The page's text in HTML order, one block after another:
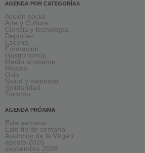
AGENDA POR CATEGORÍAS
Acción social
Arte y Cultura
Ciencia y tecnología
Deportes
Escena
Formación
Gastronomía
Medio ambiente
Música
Ocio
Salud y bienestar
Solidaridad
Turismo
AGENDA PRÓXIMA
Esta semana
Este fin de semana
Asunción de la Virgen
agosto 2026
septiembre 2026